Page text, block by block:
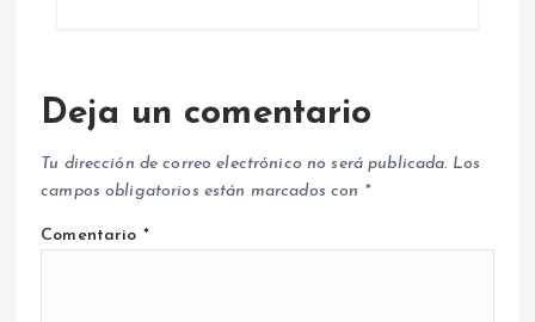
Deja un comentario
Tu dirección de correo electrónico no será publicada. Los
campos obligatorios están marcados con *
Comentario *